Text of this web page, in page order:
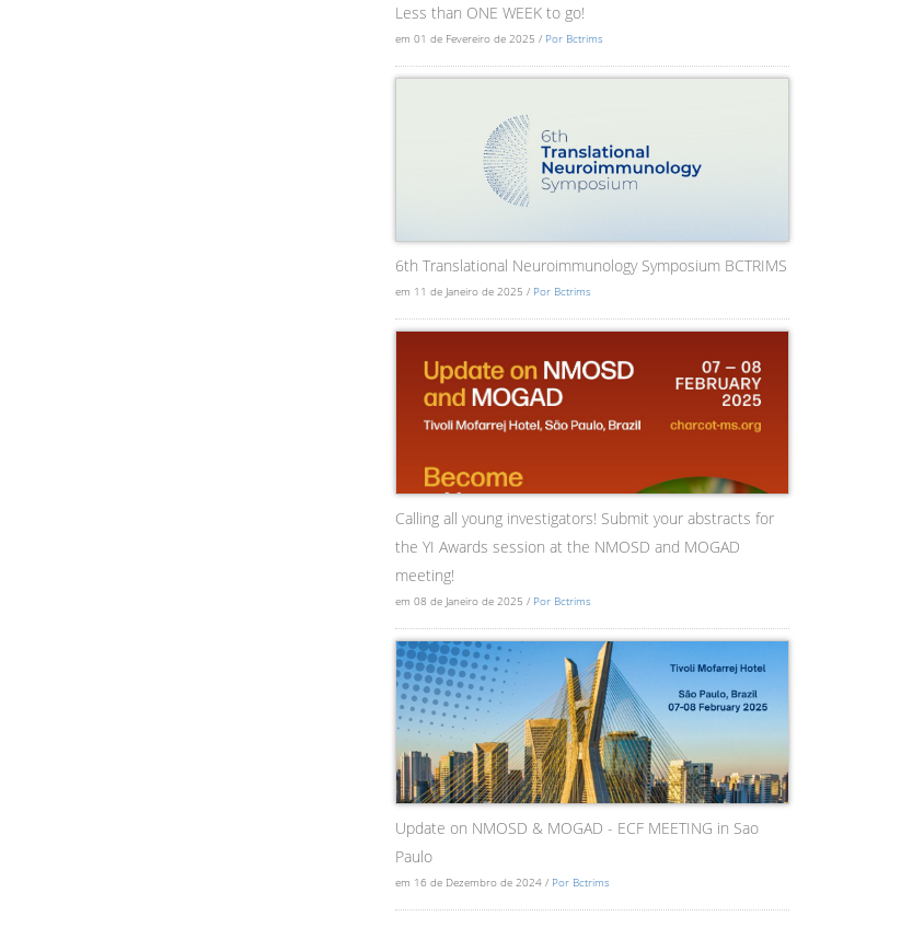
Less than ONE WEEK to go!
em 01 de Fevereiro de 2025 / Por Bctrims
6th Translational Neuroimmunology Symposium BCTRIMS
em 11 de Janeiro de 2025 / Por Bctrims
Calling all young investigators! Submit your abstracts for
the YI Awards session at the NMOSD and MOGAD
meeting!
em 08 de Janeiro de 2025 / Por Bctrims
Update on NMOSD & MOGAD - ECF MEETING in Sao
Paulo
em 16 de Dezembro de 2024 / Por Bctrims